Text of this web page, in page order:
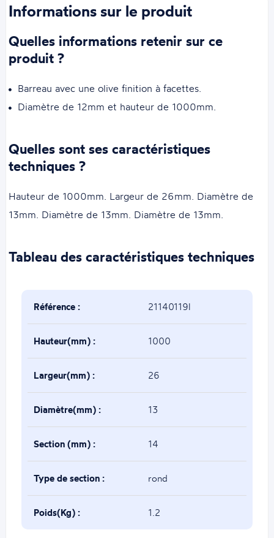
Informations sur le produit
Quelles informations retenir sur ce
produit ?
Barreau avec une olive finition à facettes.
Diamètre de 12mm et hauteur de 1000mm.
Quelles sont ses caractéristiques
techniques ?
Hauteur de 1000mm. Largeur de 26mm. Diamètre de
13mm. Diamètre de 13mm. Diamètre de 13mm.
Tableau des caractéristiques techniques
Référence : 21140119l
Hauteur(mm) : 1000
Largeur(mm) : 26
Diamètre(mm) : 13
Section (mm) : 14
Type de section : rond
Poids(Kg) : 1.2